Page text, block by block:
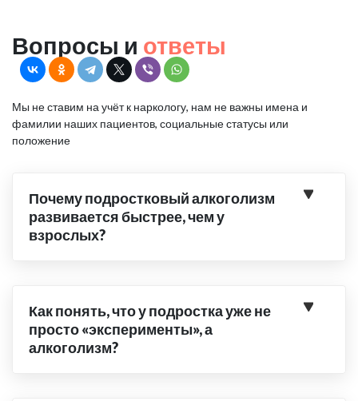
Вопросы и ответы
Мы не ставим на учёт к наркологу, нам не важны имена и
фамилии наших пациентов, социальные статусы или
положение
Почему подростковый алкоголизм
развивается быстрее, чем у
взрослых?
Как понять, что у подростка уже не
просто «эксперименты», а
алкоголизм?